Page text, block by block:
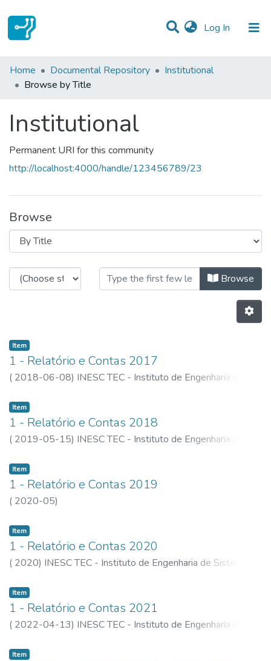
Log In (current)
Communities & Collections
All of DSpace
Home Documental Repository
Institutional
Browse by Title
Institutional
Permanent URI for this community
http://localhost:4000/handle/123456789/23
Browse
Browsing Institutional by Title
Browse
Item
1 - Relatório e Contas 2017
( 2018-06-08) INESC TEC - Instituto de Engenharia de
Item
1 - Relatório e Contas 2018
( 2019-05-15) INESC TEC - Instituto de Engenharia de
Item
1 - Relatório e Contas 2019
( 2020-05)
Item
1 - Relatório e Contas 2020
( 2020) INESC TEC - Instituto de Engenharia de Sistemas e
Item
1 - Relatório e Contas 2021
( 2022-04-13) INESC TEC - Instituto de Engenharia de
Item